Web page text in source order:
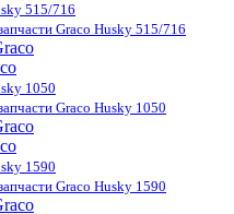
515/716
Graco Husky 515/716
1050
Graco Husky 1050
1590
Graco Husky 1590